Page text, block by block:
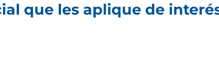
que les aplique de